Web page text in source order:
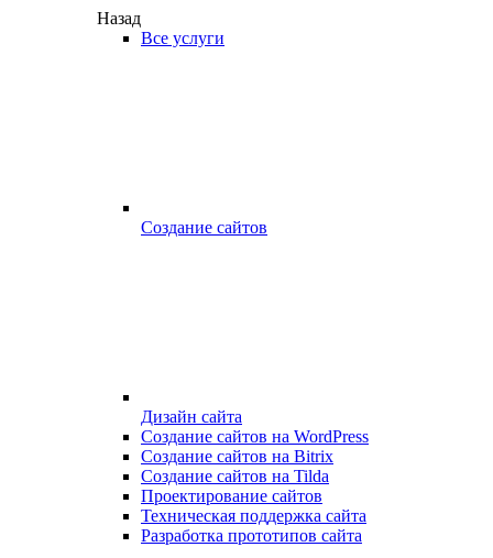
Назад
Все услуги
Создание сайтов
Дизайн сайта
Создание сайтов на WordPress
Создание сайтов на Bitrix
Создание сайтов на Tilda
Проектирование сайтов
Техническая поддержка сайта
Разработка прототипов сайта